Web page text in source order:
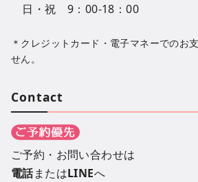
日・祝 9：00-18：00
＊クレジットカード・電子マネーでのお
せん。
Contact
ご予約・お問い合わせは
電話またはLINEへ